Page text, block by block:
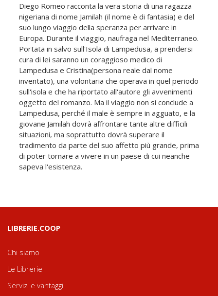
Diego Romeo racconta la vera storia di una ragazza
nigeriana di nome Jamilah (il nome è di fantasia) e del
suo lungo viaggio della speranza per arrivare in
Europa. Durante il viaggio, naufraga nel Mediterraneo.
Portata in salvo sull'Isola di Lampedusa, a prendersi
cura di lei saranno un coraggioso medico di
Lampedusa e Cristina(persona reale dal nome
inventato), una volontaria che operava in quel periodo
sull'isola e che ha riportato all'autore gli avvenimenti
oggetto del romanzo. Ma il viaggio non si conclude a
Lampedusa, perché il male è sempre in agguato, e la
giovane Jamilah dovrà affrontare tante altre difficili
situazioni, ma soprattutto dovrà superare il
tradimento da parte del suo affetto più grande, prima
di poter tornare a vivere in un paese di cui neanche
sapeva l'esistenza.
LIBRERIE.COOP
Chi siamo
Le Librerie
Servizi e vantaggi